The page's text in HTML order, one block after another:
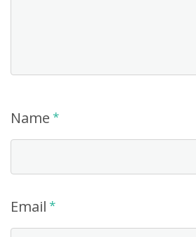
Name *
Email *